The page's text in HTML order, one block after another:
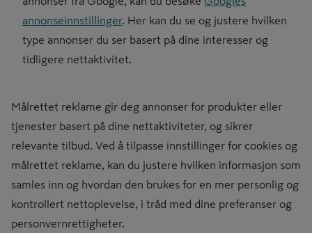
annonseinnstillinger. Her kan du se og justere hvilken
type annonser du ser basert på dine interesser og
tidligere nettaktivitet.
Målrettet reklame gir deg annonser for produkter eller
tjenester basert på dine nettaktiviteter, og sikrer
relevante tilbud. Ved å tilpasse innstillinger for cookies og
målrettet reklame, kan du justere hvilken informasjon som
samles inn og hvordan den brukes for en mer personlig og
kontrollert nettoplevelse, i tråd med dine preferanser og
personvernrettigheter.